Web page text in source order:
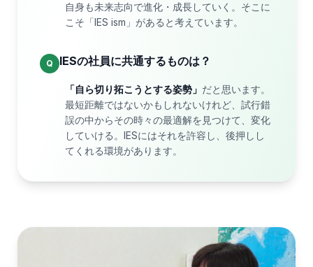
自身も未来志向で進化・成長していく。そこに
こそ「IES ism」があると考えています。
Q IESの社員に共通するものは？
「自ら切り拓こうとする姿勢」 だと思います。
最短距離ではないかもしれないけれど、試行錯
誤の中からその時々の最適解を見つけて、変化
していける。IESにはそれを許容し、後押しし
てくれる環境があります。